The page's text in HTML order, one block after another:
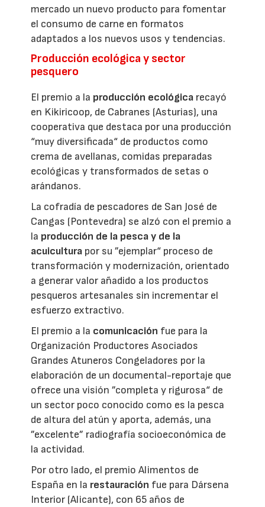
mercado un nuevo producto para fomentar
el consumo de carne en formatos
adaptados a los nuevos usos y tendencias.
Producción ecológica y sector
pesquero
El premio a la producción ecológica recayó
en Kikiricoop, de Cabranes (Asturias), una
cooperativa que destaca por una producción
“muy diversificada“ de productos como
crema de avellanas, comidas preparadas
ecológicas y transformados de setas o
arándanos.
La cofradía de pescadores de San José de
Cangas (Pontevedra) se alzó con el premio a
la producción de la pesca y de la
acuicultura por su ”ejemplar“ proceso de
transformación y modernización, orientado
a generar valor añadido a los productos
pesqueros artesanales sin incrementar el
esfuerzo extractivo.
El premio a la comunicación fue para la
Organización Productores Asociados
Grandes Atuneros Congeladores por la
elaboración de un documental-reportaje que
ofrece una visión ”completa y rigurosa“ de
un sector poco conocido como es la pesca
de altura del atún y aporta, además, una
”excelente” radiografía socioeconómica de
la actividad.
Por otro lado, el premio Alimentos de
España en la restauración fue para Dársena
Interior (Alicante), con 65 años de